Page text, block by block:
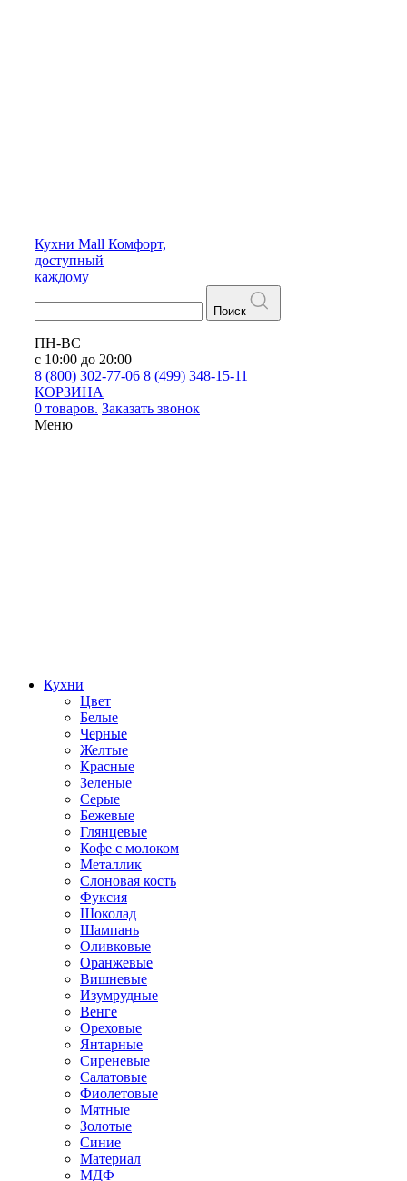
Кухни Mall Комфорт,
доступный
каждому
Поиск
ПН-ВС
с 10:00 до 20:00
8 (800) 302-77-06 8 (499) 348-15-11
КОРЗИНА
0 товаров. Заказать звонок
Меню
Кухни
Цвет
Белые
Черные
Желтые
Красные
Зеленые
Серые
Бежевые
Глянцевые
Кофе с молоком
Металлик
Слоновая кость
Фуксия
Шоколад
Шампань
Оливковые
Оранжевые
Вишневые
Изумрудные
Венге
Ореховые
Янтарные
Сиреневые
Салатовые
Фиолетовые
Мятные
Золотые
Синие
Материал
МДФ